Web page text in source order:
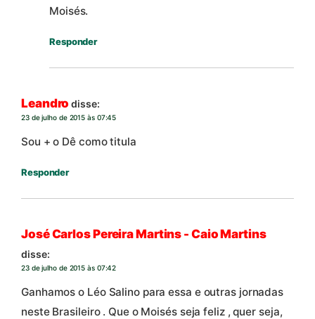
Moisés.
Responder
Leandro disse:
23 de julho de 2015 às 07:45
Sou + o Dê como titula
Responder
José Carlos Pereira Martins - Caio Martins
disse:
23 de julho de 2015 às 07:42
Ganhamos o Léo Salino para essa e outras jornadas
neste Brasileiro . Que o Moisés seja feliz , quer seja,